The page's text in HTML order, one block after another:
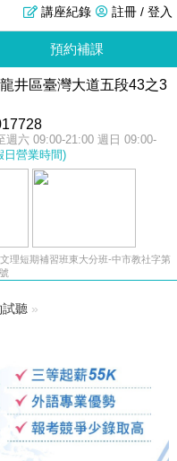
註冊 / 登入
講座紀錄
預約補課
井區臺灣大道五段43之3
週六 09:00-21:00 週日 09:00-
日營業時間)
理短期補習班東大分班-中市教社字第
聽 »